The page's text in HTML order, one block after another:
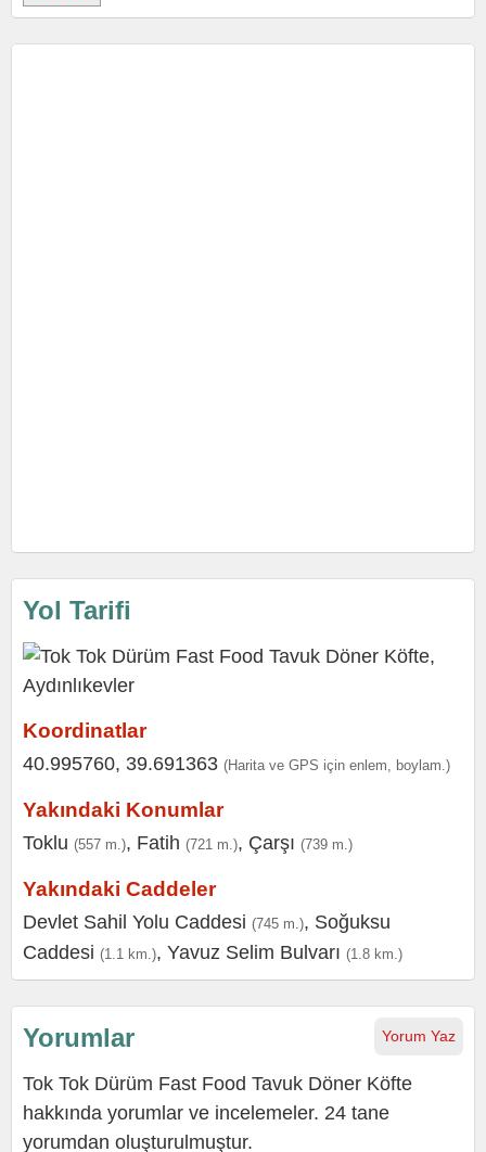
Yol Tarifi
Koordinatlar
40.995760, 39.691363 (Harita ve GPS için enlem, boylam.)
Yakındaki Konumlar
Toklu (557 m.), Fatih (721 m.), Çarşı (739 m.)
Yakındaki Caddeler
Devlet Sahil Yolu Caddesi (745 m.), Soğuksu
Caddesi (1.1 km.), Yavuz Selim Bulvarı (1.8 km.)
Yorum Yaz
Yorumlar
Tok Tok Dürüm Fast Food Tavuk Döner Köfte
hakkında yorumlar ve incelemeler. 24 tane
yorumdan oluşturulmuştur.